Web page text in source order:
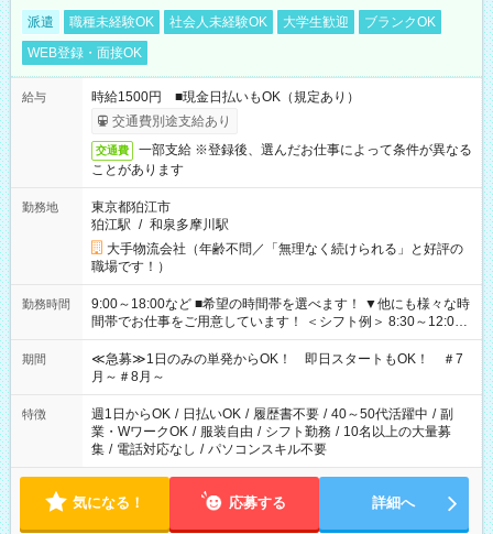
派遣 職種未経験OK 社会人未経験OK 大学生歓迎
ブランクOK
WEB登録・面接OK
給与
時給1500円 ■現金日払いもOK（規定あり）
交通費別途支給あり
交通費
一部支給 ※登録後、選んだお仕事によって条件が異なる
ことがあります
勤務地
東京都狛江市
狛江駅 / 和泉多摩川駅
大手物流会社（年齢不問／「無理なく続けられる」と好評の
職場です！）
勤務時間
9:00～18:00など ■希望の時間帯を選べます！ ▼他にも様々な時
間帯でお仕事をご用意しています！ ＜シフト例＞ 8:30～12:00
17:00～22:00 13:00～22:00 22:00～翌6:00 など
期間
≪急募≫1日のみの単発からOK！ 即日スタートもOK！ ＃7
月～＃8月～
特徴 週1日からOK / 日払いOK / 履歴書不要 / 40～50代活躍中 / 副
業・WワークOK / 服装自由 / シフト勤務 / 10名以上の大量募
集 / 電話対応なし / パソコンスキル不要
気になる！ 応募する 詳細へ